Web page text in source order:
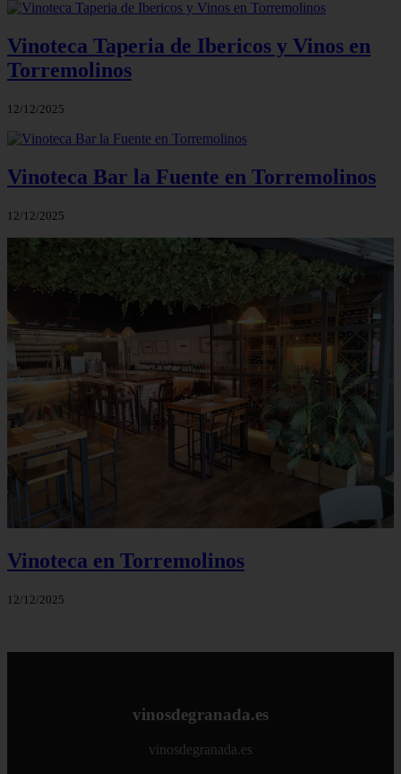
Vinoteca Taperia de Ibericos y Vinos en
Torremolinos
12/12/2025
Vinoteca Bar la Fuente en Torremolinos
12/12/2025
Vinoteca en Torremolinos
12/12/2025
vinosdegranada.es
vinosdegranada.es